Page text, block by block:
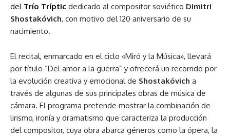
del Trío Tríptic dedicado al compositor soviético Dimitri
Shostakóvich, con motivo del 120 aniversario de su
nacimiento.
El recital, enmarcado en el ciclo «Miró y la Música», llevará
por título “Del amor a la guerra” y ofrecerá un recorrido por
la evolución creativa y emocional de Shostakóvich a
través de algunas de sus principales obras de música de
cámara. El programa pretende mostrar la combinación de
lirismo, ironía y dramatismo que caracteriza la producción
del compositor, cuya obra abarca géneros como la ópera, la